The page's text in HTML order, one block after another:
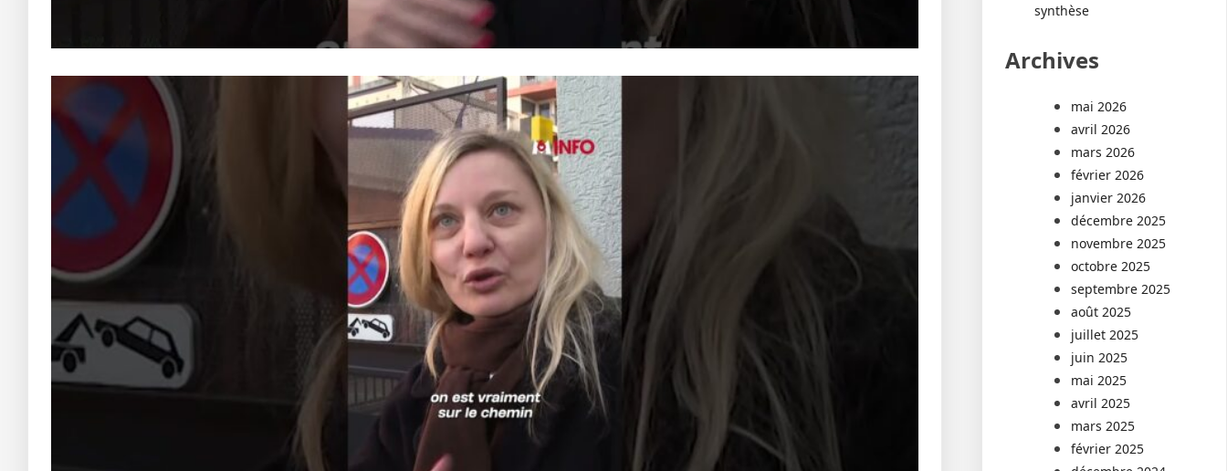
synthèse
Archives
mai 2026
avril 2026
mars 2026
février 2026
janvier 2026
décembre 2025
novembre 2025
octobre 2025
septembre 2025
août 2025
juillet 2025
juin 2025
mai 2025
avril 2025
mars 2025
février 2025